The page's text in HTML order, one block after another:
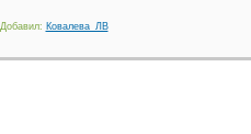
Добавил: Ковалева_ЛВ